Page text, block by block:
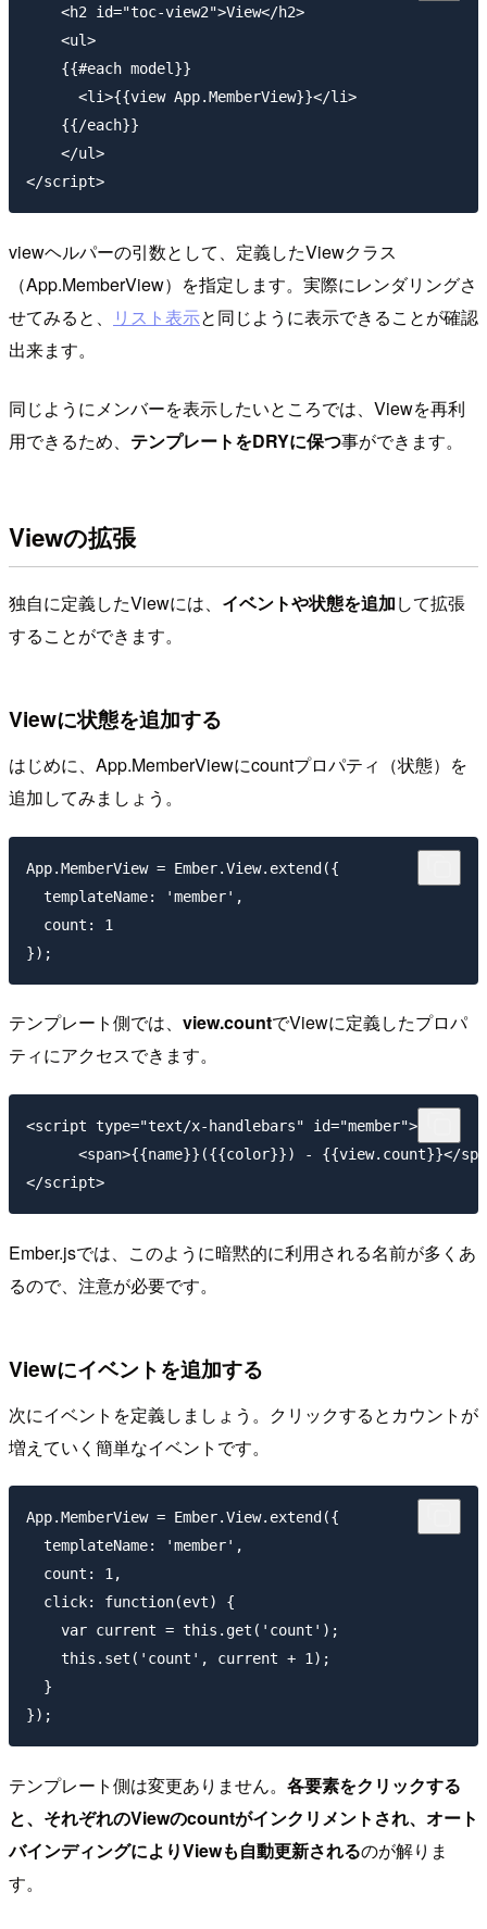
    <h2 id="toc-view2">View</h2>
    <ul>
    {{#each model}}
      <li>{{view App.MemberView}}</li>
    {{/each}}
    </ul>
viewヘルパーの引数として、定義したViewクラス
（App.MemberView）を指定します。実際にレンダリングさ
せてみると、
リスト表示と同じように表示できることが確認
出来ます。
同じようにメンバーを表示したいところでは、Viewを再利
用できるため、 テンプレートをDRYに保つ事ができます。
Viewの拡張
独自に定義したViewには、 イベントや状態を追加して拡張
することができます。
Viewに状態を追加する
はじめに、App.MemberViewにcountプロパティ（状態）を
追加してみましょう。
App.MemberView = Ember.View.extend({
  templateName: 'member',
  count: 1
テンプレート側では、 view.countでViewに定義したプロパ
ティにアクセスできます。
<script type="text/x-handlebars" id="member">
<span>{{name}}({{color}}) - {{view.count}}</
Ember.jsでは、このように暗黙的に利用される名前が多くあ
るので、注意が必要です。
Viewにイベントを追加する
次にイベントを定義しましょう。クリックするとカウントが
増えていく簡単なイベントです。
App.MemberView = Ember.View.extend({
  templateName: 'member',
  count: 1,
  click: function(evt) {
    var current = this.get('count');
    this.set('count', current + 1);
  }
テンプレート側は変更ありません。 各要素をクリックする
と、それぞれのViewのcountがインクリメントされ、オート
バインディングによりViewも自動更新されるのが解りま
す。